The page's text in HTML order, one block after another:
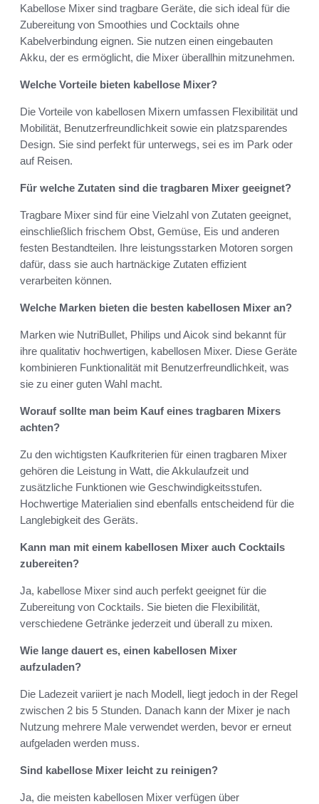
Kabellose Mixer sind tragbare Geräte, die sich ideal für die
Zubereitung von Smoothies und Cocktails ohne
Kabelverbindung eignen. Sie nutzen einen eingebauten
Akku, der es ermöglicht, die Mixer überallhin mitzunehmen.
Welche Vorteile bieten kabellose Mixer?
Die Vorteile von kabellosen Mixern umfassen Flexibilität und
Mobilität, Benutzerfreundlichkeit sowie ein platzsparendes
Design. Sie sind perfekt für unterwegs, sei es im Park oder
auf Reisen.
Für welche Zutaten sind die tragbaren Mixer geeignet?
Tragbare Mixer sind für eine Vielzahl von Zutaten geeignet,
einschließlich frischem Obst, Gemüse, Eis und anderen
festen Bestandteilen. Ihre leistungsstarken Motoren sorgen
dafür, dass sie auch hartnäckige Zutaten effizient
verarbeiten können.
Welche Marken bieten die besten kabellosen Mixer an?
Marken wie NutriBullet, Philips und Aicok sind bekannt für
ihre qualitativ hochwertigen, kabellosen Mixer. Diese Geräte
kombinieren Funktionalität mit Benutzerfreundlichkeit, was
sie zu einer guten Wahl macht.
Worauf sollte man beim Kauf eines tragbaren Mixers
achten?
Zu den wichtigsten Kaufkriterien für einen tragbaren Mixer
gehören die Leistung in Watt, die Akkulaufzeit und
zusätzliche Funktionen wie Geschwindigkeitsstufen.
Hochwertige Materialien sind ebenfalls entscheidend für die
Langlebigkeit des Geräts.
Kann man mit einem kabellosen Mixer auch Cocktails
zubereiten?
Ja, kabellose Mixer sind auch perfekt geeignet für die
Zubereitung von Cocktails. Sie bieten die Flexibilität,
verschiedene Getränke jederzeit und überall zu mixen.
Wie lange dauert es, einen kabellosen Mixer
aufzuladen?
Die Ladezeit variiert je nach Modell, liegt jedoch in der Regel
zwischen 2 bis 5 Stunden. Danach kann der Mixer je nach
Nutzung mehrere Male verwendet werden, bevor er erneut
aufgeladen werden muss.
Sind kabellose Mixer leicht zu reinigen?
Ja, die meisten kabellosen Mixer verfügen über